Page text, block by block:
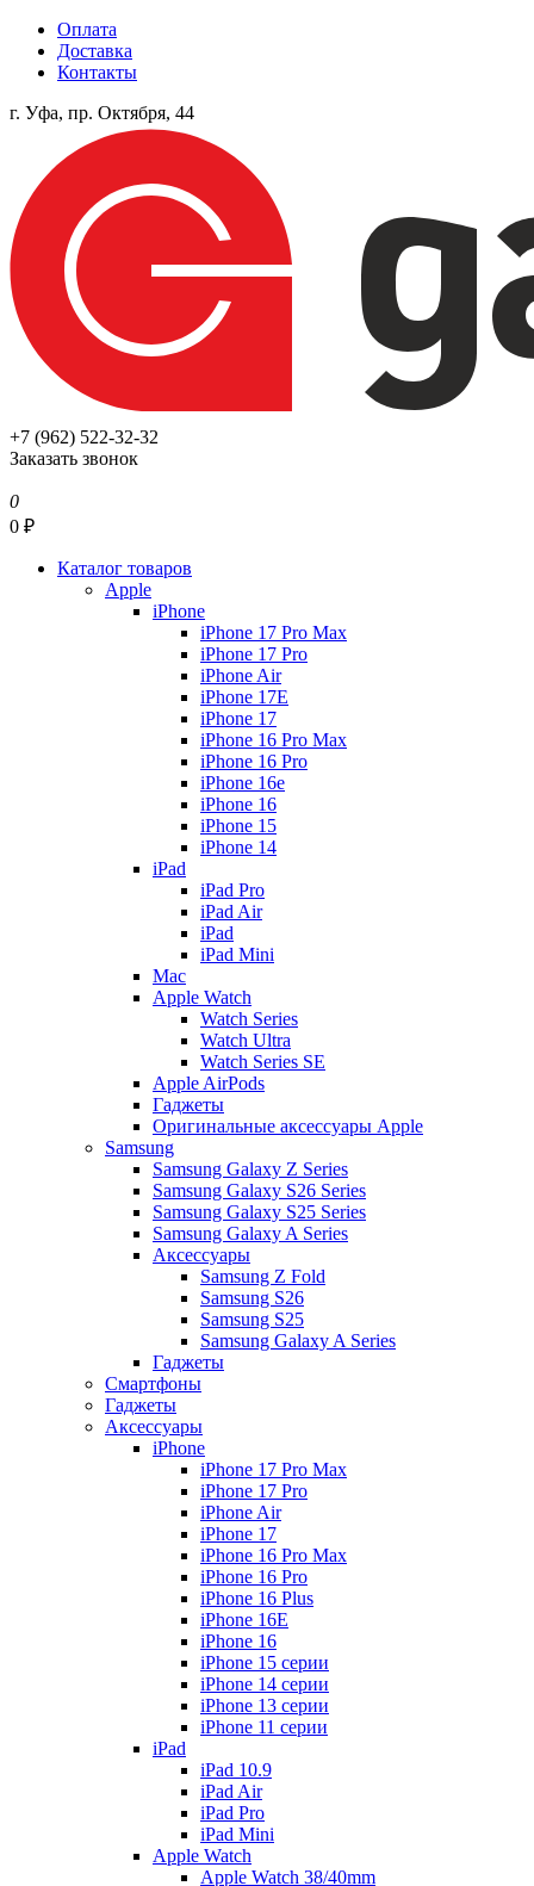
Оплата
Доставка
Контакты
г. Уфа, пр. Октября, 44
+7 (962) 522-32-32
Заказать звонок
0
0 ₽
Каталог товаров
Apple
iPhone
iPhone 17 Pro Max
iPhone 17 Pro
iPhone Air
iPhone 17E
iPhone 17
iPhone 16 Pro Max
iPhone 16 Pro
iPhone 16e
iPhone 16
iPhone 15
iPhone 14
iPad
iPad Pro
iPad Air
iPad
iPad Mini
Mac
Apple Watch
Watch Series
Watch Ultra
Watch Series SE
Apple AirPods
Гаджеты
Оригинальные аксессуары Apple
Samsung
Samsung Galaxy Z Series
Samsung Galaxy S26 Series
Samsung Galaxy S25 Series
Samsung Galaxy A Series
Аксессуары
Samsung Z Fold
Samsung S26
Samsung S25
Samsung Galaxy A Series
Гаджеты
Смартфоны
Гаджеты
Аксессуары
iPhone
iPhone 17 Pro Max
iPhone 17 Pro
iPhone Air
iPhone 17
iPhone 16 Pro Max
iPhone 16 Pro
iPhone 16 Plus
iPhone 16E
iPhone 16
iPhone 15 серии
iPhone 14 серии
iPhone 13 серии
iPhone 11 серии
iPad
iPad 10.9
iPad Air
iPad Pro
iPad Mini
Apple Watch
Apple Watch 38/40mm